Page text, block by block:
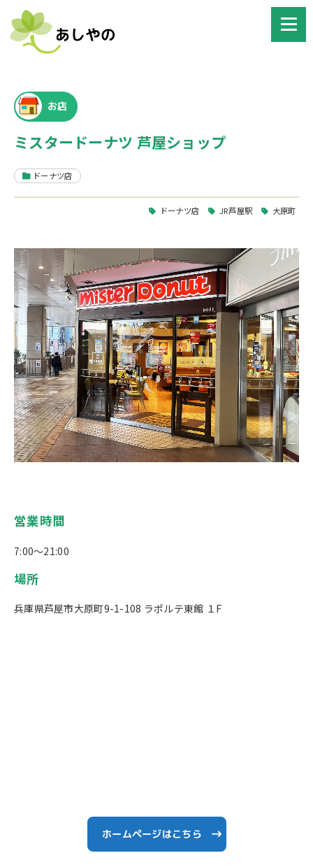
お店
ミスタードーナツ 芦屋ショップ
ドーナツ店
ドーナツ店 JR芦屋駅 大原町
営業時間
7:00～21:00
場所
兵庫県芦屋市大原町9-1-108 ラポルテ東館 １F
ホームページはこちら